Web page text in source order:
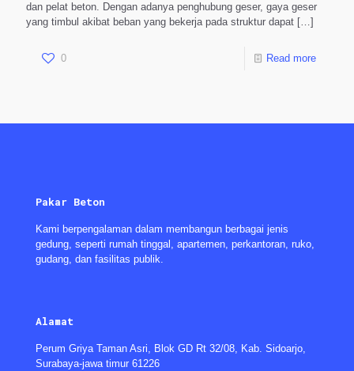
dan pelat beton. Dengan adanya penghubung geser, gaya geser
yang timbul akibat beban yang bekerja pada struktur dapat […]
0 Read more
Pakar Beton
Kami berpengalaman dalam membangun berbagai jenis
gedung, seperti rumah tinggal, apartemen, perkantoran, ruko,
gudang, dan fasilitas publik.
Alamat
Perum Griya Taman Asri, Blok GD Rt 32/08, Kab. Sidoarjo,
Surabaya-jawa timur 61226